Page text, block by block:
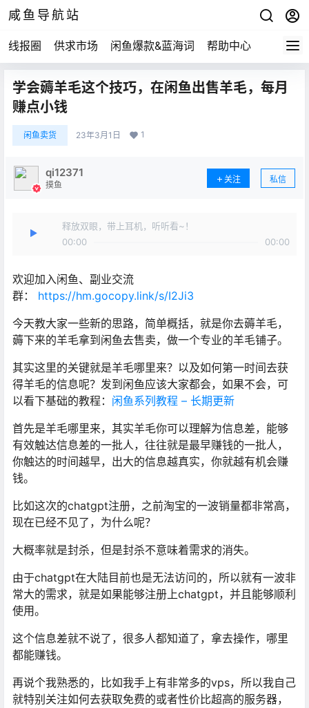
咸鱼导航站
线报圈 供求市场 闲鱼爆款&蓝海词 帮助中心
学会薅羊毛这个技巧，在闲鱼出售羊毛，每月
赚点小钱
闲鱼卖货 23年3月1日 1
qi12371
摸鱼
关注 私信
释放双眼，带上耳机，听听看~！
00:00
00:00
欢迎加入闲鱼、副业交流
群： https://hm.gocopy.link/s/I2Ji3
今天教大家一些新的思路，简单概括，就是你去薅羊毛，
薅下来的羊毛拿到闲鱼去售卖，做一个专业的羊毛铺子。
其实这里的关键就是羊毛哪里来？以及如何第一时间去获
得羊毛的信息呢？发到闲鱼应该大家都会，如果不会，可
以看下基础的教程： 闲鱼系列教程 – 长期更新
首先是羊毛哪里来，其实羊毛你可以理解为信息差，能够
有效触达信息差的一批人，往往就是最早赚钱的一批人，
你触达的时间越早，出大的信息越真实，你就越有机会赚
钱。
比如这次的chatgpt注册，之前淘宝的一波销量都非常高，
现在已经不见了，为什么呢？
大概率就是封杀，但是封杀不意味着需求的消失。
由于chatgpt在大陆目前也是无法访问的，所以就有一波非
常大的需求，就是如果能够注册上chatgpt，并且能够顺利
使用。
这个信息差就不说了，很多人都知道了，拿去操作，哪里
都能赚钱。
再说个我熟悉的，比如我手上有非常多的vps，所以我自己
就特别关注如何去获取免费的或者性价比超高的服务器，